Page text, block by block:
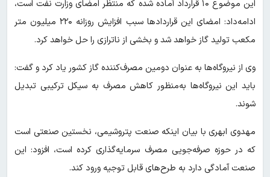
این موضوع ۱۰ قرارداد آماده شده که منتظر امضای وزارت نفت است،
ادامه‌داد: امضای این قراردادها سبب افزایش روزانه ۲۲۰ میلیون متر
مکعب تولید گاز خواهد شد و بخشی از ناترازی را حل خواهد کرد.
وی از نیروگاه‌ها به عنوان دومین مصرف‌کننده گاز کشور یاد کرد و گفت:
باید این نیروگاه‌ها به‌منظور کاهش مصرف به سیکل ترکیبی تبدیل
شوند.
مهدوی ابهری با بیان اینکه صنعت پتروشیمی، نخستین صنعتی است
که در حوزه صرفه‌جویی مصرف سرمایه‌گذاری کرده است، افزود: این
صنعت آمادگی دارد به طرح‌های قابل توجیه ورود کند.